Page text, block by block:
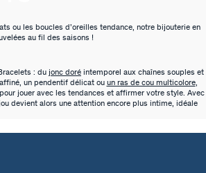
ou les boucles d’oreilles tendance, notre bijouterie en
au fil des saisons !
: du jonc doré intemporel aux chaînes souples et
un pendentif délicat ou un ras de cou multicolore,
jouer avec les tendances et affirmer votre style. Avec
devient alors une attention encore plus intime, idéale